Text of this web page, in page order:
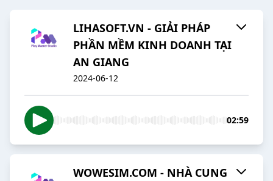
LIHASOFT.VN - GIẢI PHÁP
PHẦN MỀM KINH DOANH TẠI
AN GIANG
2024-06-12
02:59
WOWESIM.COM - NHÀ CUNG